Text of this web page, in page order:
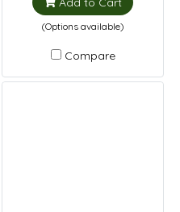
(Options available)
Compare